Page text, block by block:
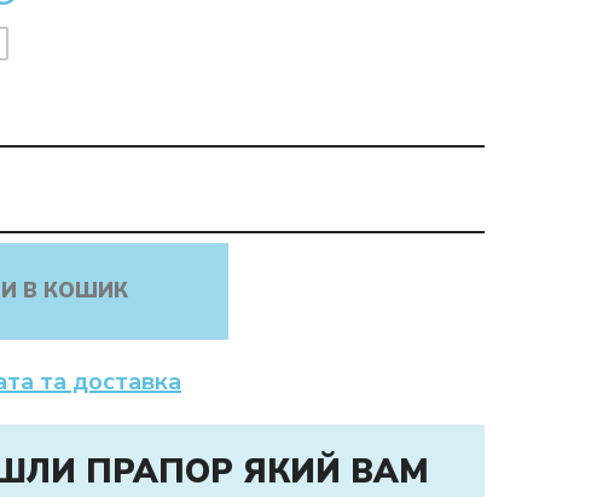
В КОШИК
та доставка
ПРАПОР ЯКИЙ ВАМ